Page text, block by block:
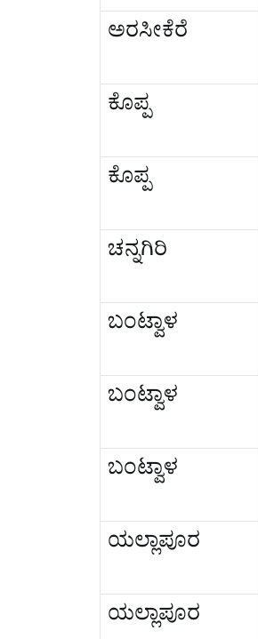
ಅರಸೀಕೆರೆ
ಕೊಪ್ಪ
ಕೊಪ್ಪ
ಚನ್ನಗಿರಿ
ಬಂಟ್ವಾಳ
ಬಂಟ್ವಾಳ
ಬಂಟ್ವಾಳ
ಯಲ್ಲಾಪೂರ
ಯಲ್ಲಾಪೂರ